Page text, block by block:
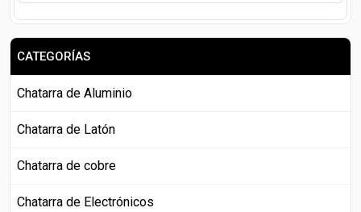
CATEGORÍAS
Chatarra de Aluminio
Chatarra de Latón
Chatarra de cobre
Chatarra de Electrónicos